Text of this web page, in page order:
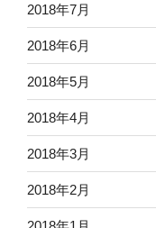
2018年7月
2018年6月
2018年5月
2018年4月
2018年3月
2018年2月